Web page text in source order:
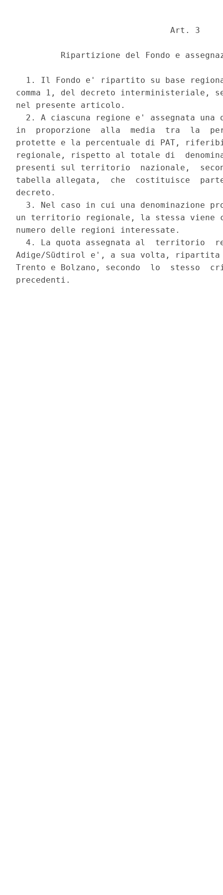
                               Art. 3
Ripartizione del Fondo e
1. Il Fondo e' ripartito su base
comma 1, del decreto interministeriale,
nel presente articolo.
2. A ciascuna regione e' assegnata una
in  proporzione  alla  media  tra  la
protette e la percentuale di PAT,
regionale, rispetto al totale di
presenti sul territorio  nazionale,
tabella allegata,  che  costituisce
decreto.
3. Nel caso in cui una denominazione
un territorio regionale, la stessa viene
numero delle regioni interessate.
4. La quota assegnata al  territorio
Adige/Südtirol e', a sua volta, ripartita
Trento e Bolzano, secondo  lo  stesso